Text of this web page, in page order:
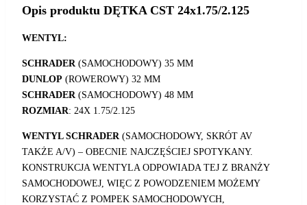
Opis produktu DĘTKA CST 24x1.75/2.125
WENTYL:
SCHRADER(SAMOCHODOWY) 35 MM
DUNLOP (ROWEROWY) 32 MM
SCHRADER(SAMOCHODOWY) 48 MM
ROZMIAR: 24X 1.75/2.125
WENTYL SCHRADER(SAMOCHODOWY, SKRÓT AV
TAKŻE A/V) – OBECNIE NAJCZĘŚCIEJ SPOTYKANY.
KONSTRUKCJA WENTYLA ODPOWIADA TEJ Z BRANŻY
SAMOCHODOWEJ, WIĘC Z POWODZENIEM MOŻEMY
KORZYSTAĆ Z POMPEK SAMOCHODOWYCH,